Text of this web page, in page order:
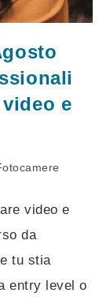
e
video e
da
tu stia
entry level o